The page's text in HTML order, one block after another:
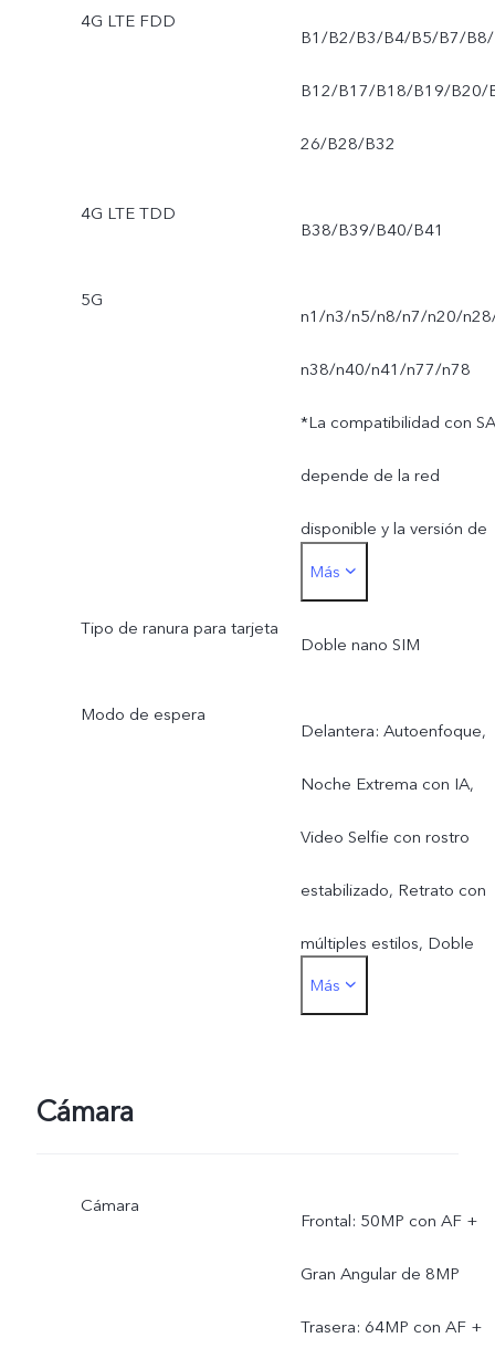
4G LTE FDD
B1/B2/B3/B4/B5/B7/B8/
B12/B17/B18/B19/B20/
26/B28/B32
4G LTE TDD
B38/B39/B40/B41
5G
n1/n3/n5/n8/n7/n20/
n38/n40/n41/n77/n78
*La compatibilidad con SA
depende de la red
disponible y la versión de
software. El uso real de la
banda de frecuencia de la
implementación del
proveedor de servicios de
Internet local.
Más
Tipo de ranura para tarjeta
Doble nano SIM
Modo de espera
Delantera: Autoenfoque,
Noche Extrema con IA,
Video Selfie con rostro
estabilizado, Retrato con
múltiples estilos, Doble
Exposición, Belleza facial
Más
Cámara
Cámara
Frontal: 50MP con AF +
Gran Angular de 8MP
​Trasera: 64MP con AF +